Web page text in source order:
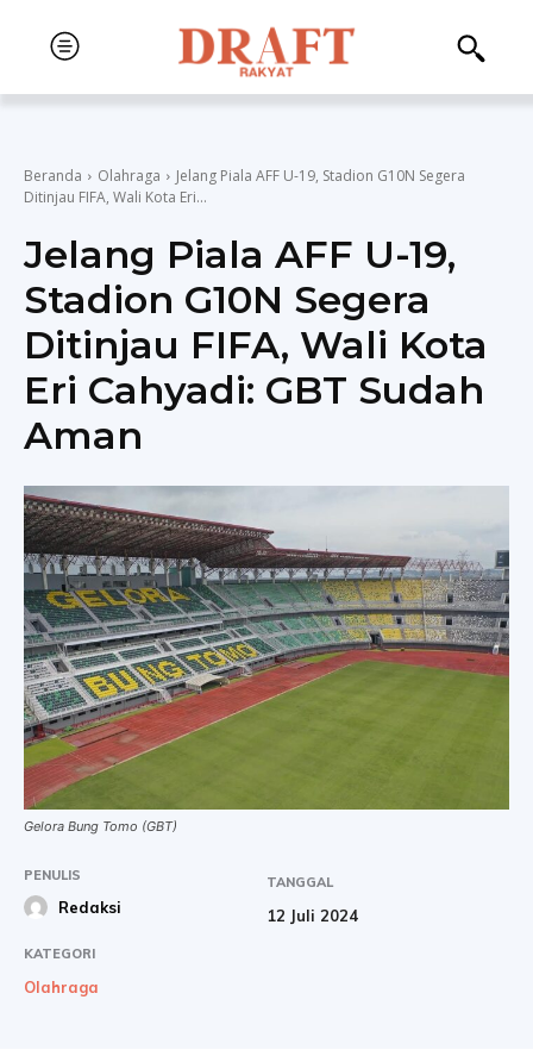
Beranda Olahraga
Jelang Piala AFF U-19, Stadion G10N Segera
Ditinjau FIFA, Wali Kota Eri...
Jelang Piala AFF U-19,
Stadion G10N Segera
Ditinjau FIFA, Wali Kota
Eri Cahyadi: GBT Sudah
Aman
Gelora Bung Tomo (GBT)
PENULIS
Redaksi
TANGGAL
12 Juli 2024
KATEGORI
Olahraga